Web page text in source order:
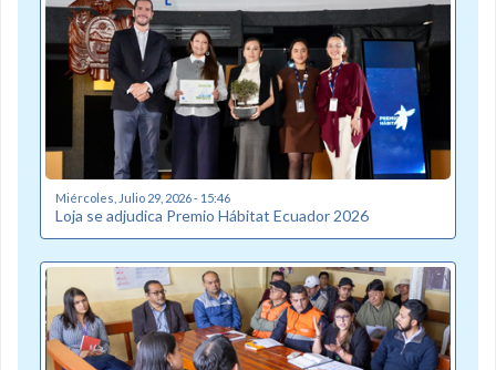
Miércoles, Julio 29, 2026 - 15:46
Loja se adjudica Premio Hábitat Ecuador 2026